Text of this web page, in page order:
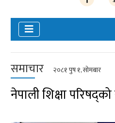
समाचार २०८१ पुष १, सोमबार
नेपाली शिक्षा